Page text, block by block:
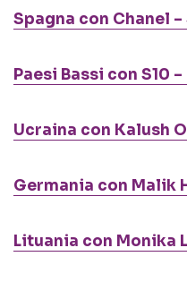
Spagna con Chanel –
Paesi Bassi con S10
Ucraina con Kalush
Germania con Malik
Lituania con Monika